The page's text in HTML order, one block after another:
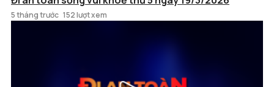
5 tháng trước 152 lượt xem